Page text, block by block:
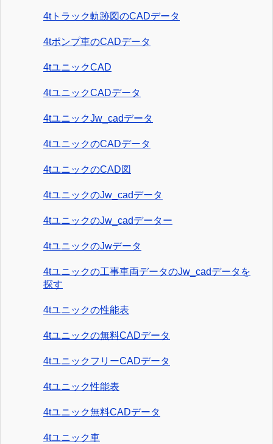
4tトラック軌跡図のCADデータ
4tポンプ車のCADデータ
4tユニックCAD
4tユニックCADデータ
4tユニックJw_cadデータ
4tユニックのCADデータ
4tユニックのCAD図
4tユニックのJw_cadデータ
4tユニックのJw_cadデーター
4tユニックのJwデータ
4tユニックの工事車両データのJw_cadデータを
探す
4tユニックの性能表
4tユニックの無料CADデータ
4tユニックフリーCADデータ
4tユニック性能表
4tユニック無料CADデータ
4tユニック車